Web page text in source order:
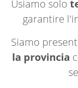
Usiamo solo
garantire
Siamo
la provincia